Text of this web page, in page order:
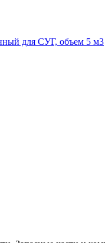
для СУГ, объем 5 м3